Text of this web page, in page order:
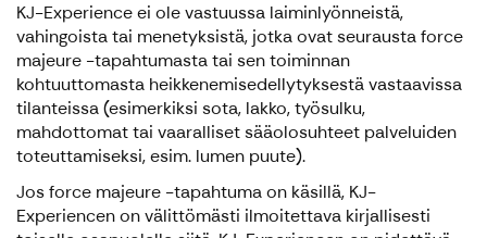
KJ-Experience ei ole vastuussa laiminlyönneistä,
vahingoista tai menetyksistä, jotka ovat seurausta force
majeure -tapahtumasta tai sen toiminnan
kohtuuttomasta heikkenemisedellytyksestä vastaavissa
tilanteissa (esimerkiksi sota, lakko, työsulku,
mahdottomat tai vaaralliset sääolosuhteet palveluiden
toteuttamiseksi, esim. lumen puute).
Jos force majeure -tapahtuma on käsillä, KJ-
Experiencen on välittömästi ilmoitettava kirjallisesti